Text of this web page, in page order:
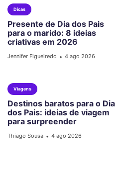
Dicas
Presente de Dia dos Pais
para o marido: 8 ideias
criativas em 2026
Jennifer Figueiredo • 4 ago 2026
Viagens
Destinos baratos para o Dia
dos Pais: ideias de viagem
para surpreender
Thiago Sousa • 4 ago 2026